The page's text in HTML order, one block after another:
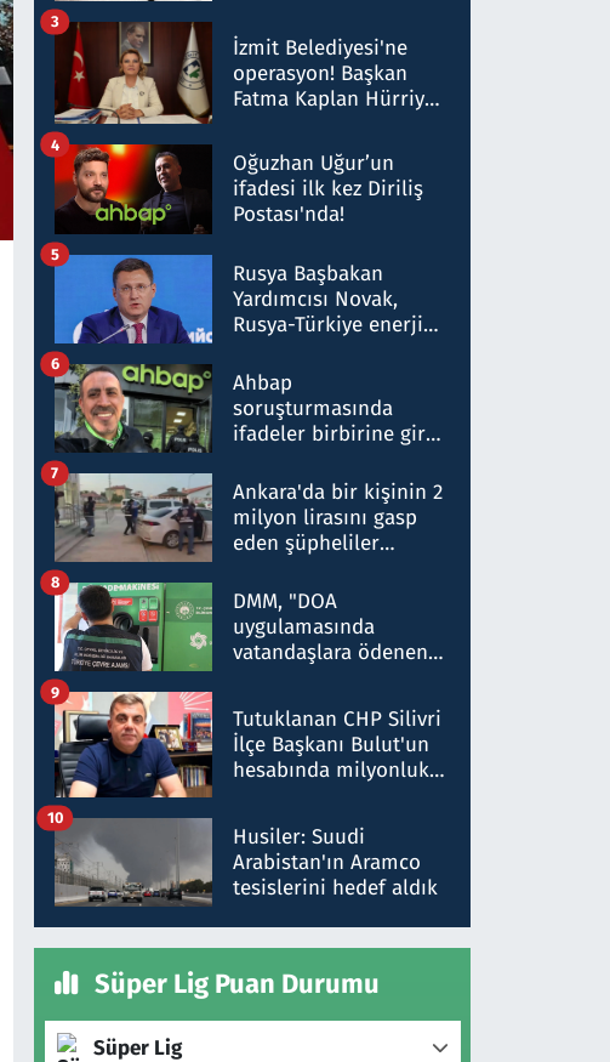
Milyar liralık para
trafiği tespit edildi
İzmit Belediyesi'ne
operasyon! Başkan
Fatma Kaplan Hürriyet
3
Oğuzhan Uğur’un
ifadesi ilk kez Diriliş
Postası'nda!
4
Rusya Başbakan
Yardımcısı Novak,
Rusya-Türkiye enerji
nitelikte olduğunu
belirtti
5
Ahbap
soruşturmasında
ifadeler birbirine girdi:
ifadelerinden ortaya
çıkan tablo şok etti
6
Ankara'da bir kişinin 2
milyon lirasını gasp
eden şüpheliler
7
DMM, "DOA
uygulamasında
vatandaşlara ödenen
düşürüldüğü" iddiasını
yalanladı
8
Tutuklanan CHP Silivri
İlçe Başkanı Bulut'un
hesabında milyonluk
talimat verdi, ben
gönderdim
9
Husiler: Suudi
Arabistan'ın Aramco
tesislerini hedef aldık
10
Süper Lig Puan Durumu
Süper Lig